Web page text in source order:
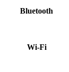
Bluetooth
Wi-Fi